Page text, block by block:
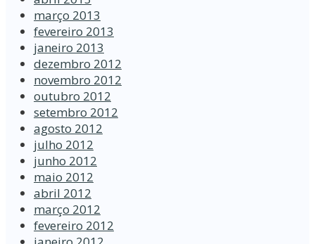
março 2013
fevereiro 2013
janeiro 2013
dezembro 2012
novembro 2012
outubro 2012
setembro 2012
agosto 2012
julho 2012
junho 2012
maio 2012
abril 2012
março 2012
fevereiro 2012